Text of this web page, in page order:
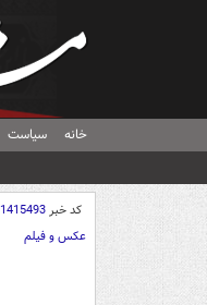
خانه سیاست
کد خبر1415493
عکس و فیلم